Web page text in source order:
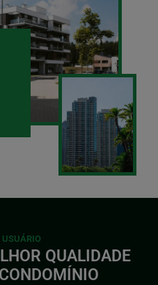
USUÁRIO
QUALIDADE